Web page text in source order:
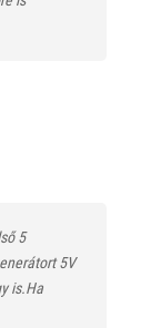
5
5V
is.Ha